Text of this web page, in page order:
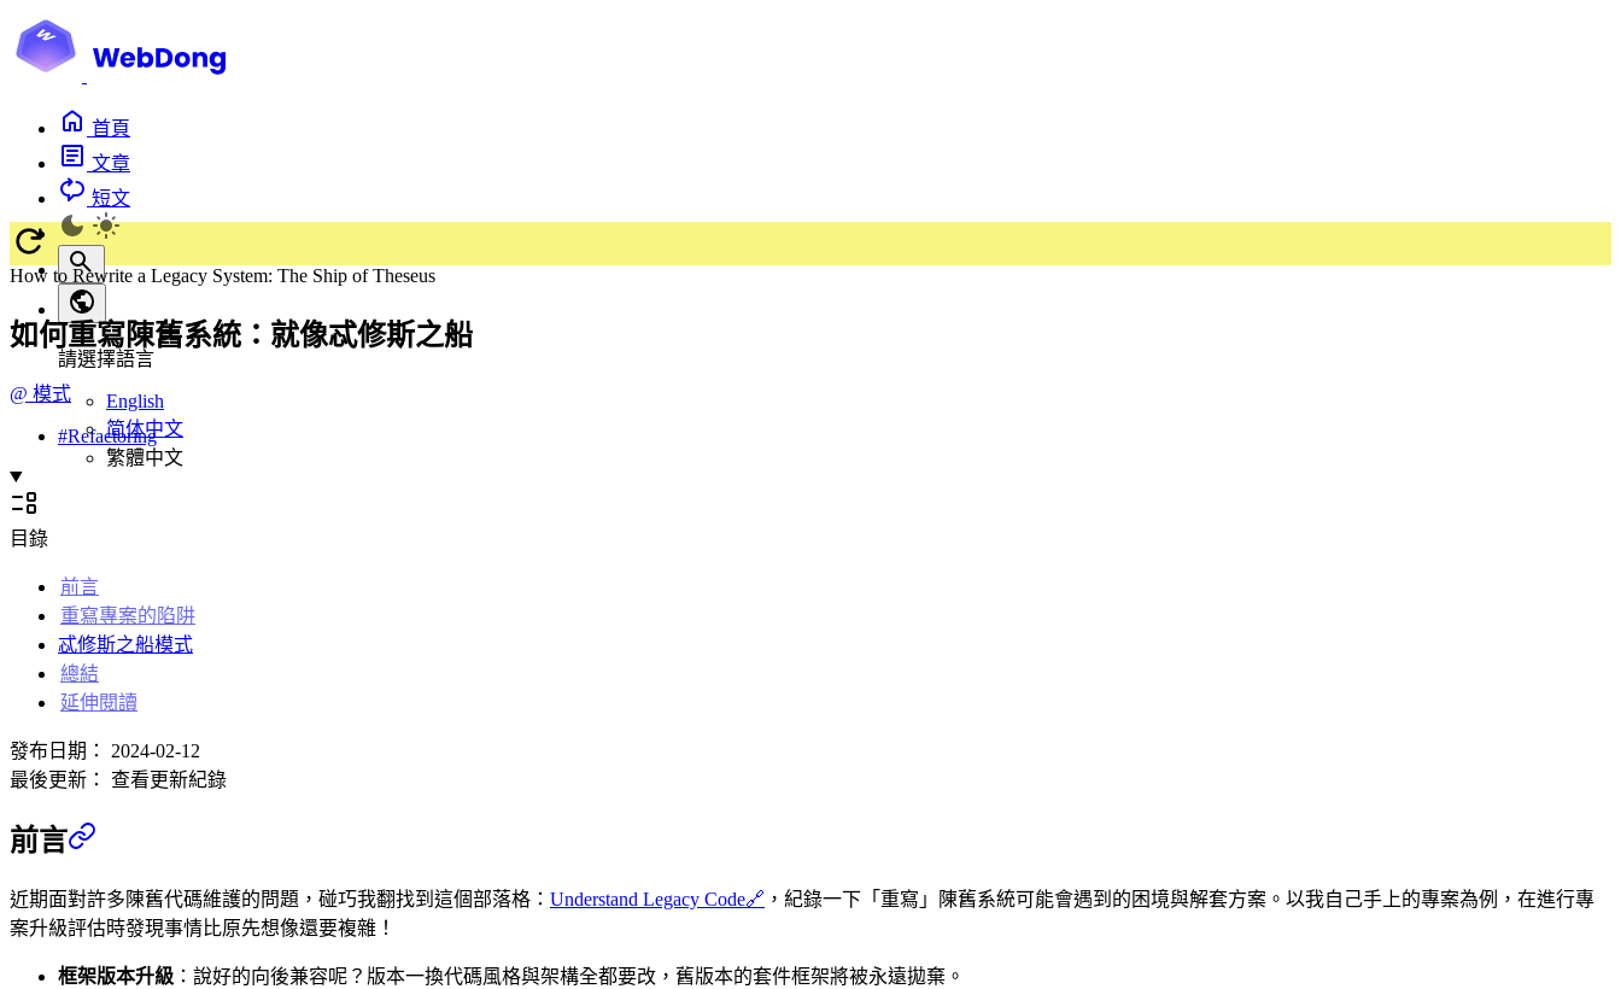
首頁
文章
短文
請選擇語言
English
简体中文
繁體中文
How to Rewrite a Legacy System: The Ship of Theseus
如何重寫陳舊系統：就像忒修斯之船
@ 模式
#Refactoring
目錄
前言
重寫專案的陷阱
忒修斯之船模式
總結
延伸閱讀
發布日期： 2024-02-12
最後更新：
查看更新紀錄
前言
近期面對許多陳舊代碼維護的問題，碰巧我翻找到這個部落格： Understand Legacy Code🔗 ，紀錄一下「重寫」陳舊系統可能會遇到的困境與解套方案。以我自己手上的專案為例，在進行專
案升級評估時發現事情比原先想像還要複雜！
框架版本升級 ：說好的向後兼容呢？版本一換代碼風格與架構全都要改，舊版本的套件框架將被永遠拋棄。